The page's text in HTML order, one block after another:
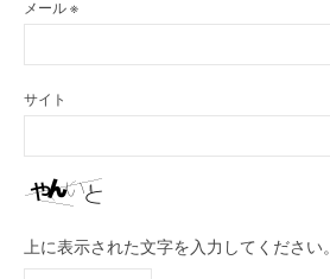
メール※
サイト
上に表示された文字を入力してください。